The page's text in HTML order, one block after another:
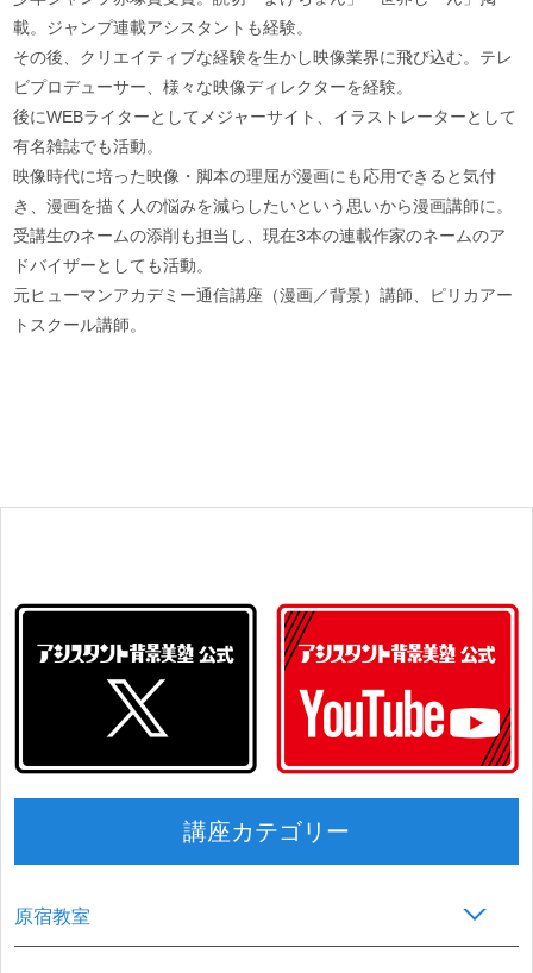
載。ジャンプ連載アシスタントも経験。
その後、クリエイティブな経験を生かし映像業界に飛び込む。テレ
ビプロデューサー、様々な映像ディレクターを経験。
後にWEBライターとしてメジャーサイト、イラストレーターとして
有名雑誌でも活動。
映像時代に培った映像・脚本の理屈が漫画にも応用できると気付
き、漫画を描く人の悩みを減らしたいという思いから漫画講師に。
受講生のネームの添削も担当し、現在3本の連載作家のネームのア
ドバイザーとしても活動。
元ヒューマンアカデミー通信講座（漫画／背景）講師、ピリカアー
トスクール講師。
講座カテゴリー
原宿教室